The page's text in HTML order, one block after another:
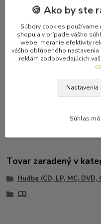
Tracklist
1 Parallel Ways 4:28
2 Fit Of Anger 5:39
3 You're Somewhere 5:25
4 Titanic 4:11
5 The Cosmic Sea 8:31
8 Play Of Reflections 11:00
Tovar zaradený v
Hudba (CD, LP, MC, DVD,
CD
🍪 Ako by ste
Súbory cookies
shopu a v prípade vášho
webe, meranie efektivity
vášho obľúbeného nastavenia
reklám zodpovedajúcich
Nastavenia
Súhlas